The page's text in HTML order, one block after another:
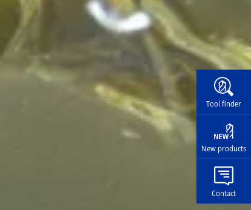
Tool finder
New products
Contact